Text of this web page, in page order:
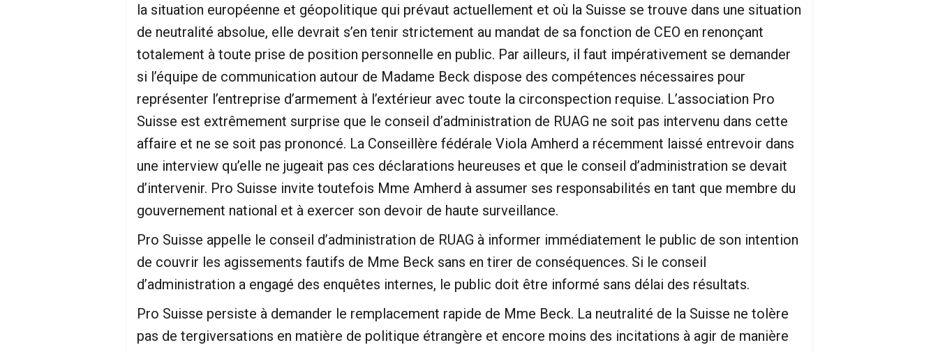
la situation européenne et géopolitique qui prévaut actuellement et où la Suisse se trouve dans une situation
de neutralité absolue, elle devrait s’en tenir strictement au mandat de sa fonction de CEO en renonçant
totalement à toute prise de position personnelle en public. Par ailleurs, il faut impérativement se demander
si l’équipe de communication autour de Madame Beck dispose des compétences nécessaires pour
représenter l’entreprise d’armement à l’extérieur avec toute la circonspection requise. L’association Pro
Suisse est extrêmement surprise que le conseil d’administration de RUAG ne soit pas intervenu dans cette
affaire et ne se soit pas prononcé. La Conseillère fédérale Viola Amherd a récemment laissé entrevoir dans
une interview qu’elle ne jugeait pas ces déclarations heureuses et que le conseil d’administration se devait
d’intervenir. Pro Suisse invite toutefois Mme Amherd à assumer ses responsabilités en tant que membre du
gouvernement national et à exercer son devoir de haute surveillance.
Pro Suisse appelle le conseil d’administration de RUAG à informer immédiatement le public de son intention
de couvrir les agissements fautifs de Mme Beck sans en tirer de conséquences. Si le conseil
d’administration a engagé des enquêtes internes, le public doit être informé sans délai des résultats.
Pro Suisse persiste à demander le remplacement rapide de Mme Beck. La neutralité de la Suisse ne tolère
pas de tergiversations en matière de politique étrangère et encore moins des incitations à agir de manière